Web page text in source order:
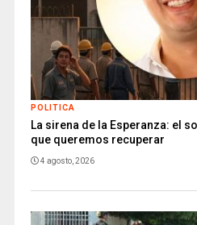
POLITICA
La sirena de la Esperanza: el
que queremos recuperar
4 agosto, 2026